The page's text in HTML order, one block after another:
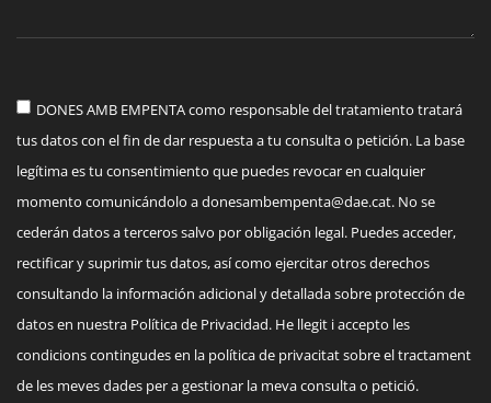
DONES AMB EMPENTA como responsable del tratamiento tratará
tus datos con el fin de dar respuesta a tu consulta o petición. La base
legítima es tu consentimiento que puedes revocar en cualquier
momento comunicándolo adonesambempenta@dae.cat. No se
cederán datos a terceros salvo por obligación legal. Puedes acceder,
rectificar y suprimir tus datos, así como ejercitar otros derechos
consultando la información adicional y detallada sobre protección de
datos en nuestra Política de Privacidad. He llegit i accepto les
condicions contingudes en la política de privacitat sobre el tractament
de les meves dades per a gestionar la meva consulta o petició.